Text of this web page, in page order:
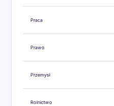
Praca
Prawo
Przemysł
Rolnictwo